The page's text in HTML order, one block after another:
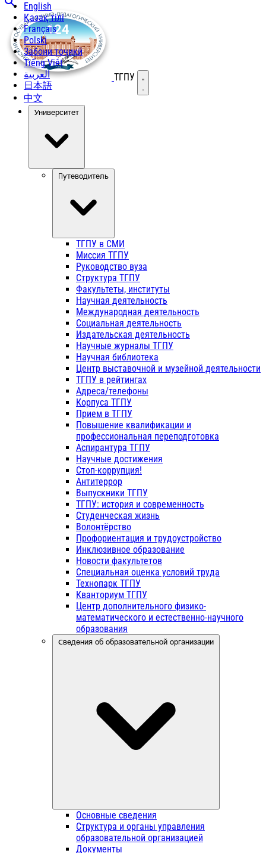
English
Қазақ тілі
Français
Polski
Забони тоҷикӣ
Tiếng Việt
العربية
日本語
中文
ТГПУ Открыть меню
Университет
Путеводитель
ТГПУ в СМИ
Миссия ТГПУ
Руководство вуза
Структура ТГПУ
Факультеты, институты
Научная деятельность
Международная деятельность
Социальная деятельность
Издательская деятельность
Научные журналы ТГПУ
Научная библиотека
Центр выставочной и музейной деятельности
ТГПУ в рейтингах
Адреса/телефоны
Корпуса ТГПУ
Прием в ТГПУ
Повышение квалификации и
профессиональная переподготовка
Аспирантура ТГПУ
Научные достижения
Стоп-коррупция!
Антитеррор
Выпускники ТГПУ
ТГПУ: история и современность
Студенческая жизнь
Волонтёрство
Профориентация и трудоустройство
Инклюзивное образование
Новости факультетов
Специальная оценка условий труда
Технопарк ТГПУ
Кванториум ТГПУ
Центр дополнительного физико-
математического и естественно-научного
образования
Сведения об образовательной организации
Основные сведения
Структура и органы управления
образовательной организацией
Документы